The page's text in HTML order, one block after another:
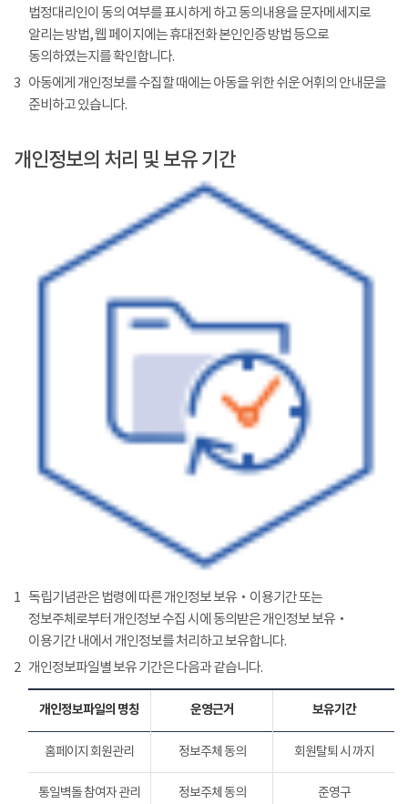
법정대리인이 동의 여부를 표시하게 하고 동의내용을 문자메세지로
알리는 방법, 웹 페이지에는 휴대전화 본인인증 방법 등으로
동의하였는지를 확인합니다.
3 아동에게 개인정보를 수집할 때에는 아동을 위한 쉬운 어휘의 안내문을
준비하고 있습니다.
개인정보의 처리 및 보유 기간
1 독립기념관은 법령에 따른 개인정보 보유‧이용기간 또는
정보주체로부터 개인정보 수집 시에 동의받은 개인정보 보유‧
이용기간 내에서 개인정보를 처리하고 보유합니다.
2 개인정보파일별 보유 기간은 다음과 같습니다.
개인정보파일의 명칭 운영근거 보유기간
홈페이지 회원관리 정보주체 동의 회원탈퇴 시 까지
통일벽돌 참여자 관리 정보주체 동의 준영구